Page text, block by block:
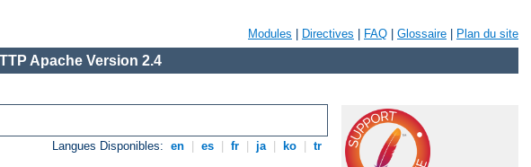
Modules Directives FAQ Glossaire Plan du site
Apache Version 2.4
Langues Disponibles: en es fr ja ko tr